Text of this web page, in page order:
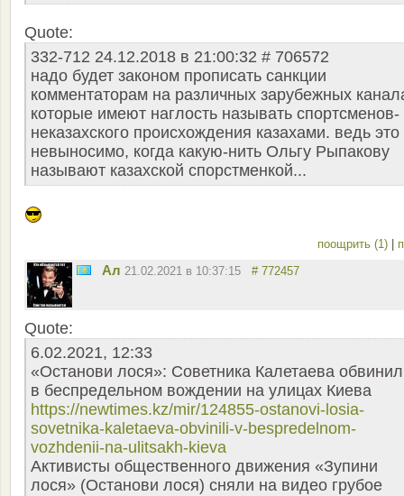
Quote:
332-712 24.12.2018 в 21:00:32 # 706572
надо будет законом прописать санкции
комментаторам на различных зарубежных
которые имеют наглость называть спортсменов-
неказахского происхождения казахами. ведь
невыносимо, когда какую-нить Ольгу Рыпакову
называют казахской спорстменкой...
поощрить (1)
Ал 21.02.2021 в 10:37:15 # 772457
Quote:
6.02.2021, 12:33
«Останови лося»: Советника Калетаева
в беспредельном вождении на улицах Киева
https://newtimes.kz/mir/124855-ostanovi-losia-
sovetnika-kaletaeva-obvinili-v-bespredelnom-
vozhdenii-na-ulitsakh-kieva
Активисты общественного движения «Зупини
лося» (Останови лося) сняли на видео грубое